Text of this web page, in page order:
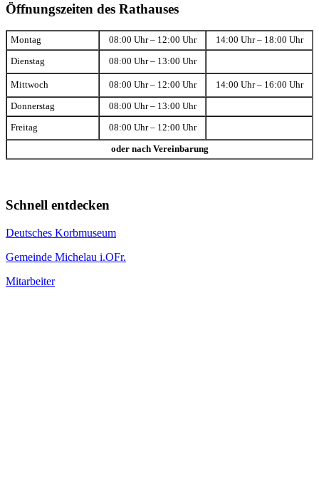
Öffnungszeiten des Rathauses
Montag 08:00 Uhr – 12:00 Uhr 14:00 Uhr – 18:00 Uhr
Dienstag 08:00 Uhr – 13:00 Uhr
Mittwoch 08:00 Uhr – 12:00 Uhr 14:00 Uhr – 16:00 Uhr
Donnerstag 08:00 Uhr – 13:00 Uhr
Freitag 08:00 Uhr – 12:00 Uhr
oder nach Vereinbarung
Schnell entdecken
Deutsches Korbmuseum
Gemeinde Michelau i.OFr.
Mitarbeiter